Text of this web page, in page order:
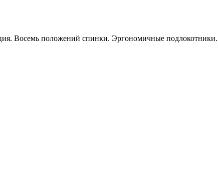
Восемь положений спинки. Эргономичные